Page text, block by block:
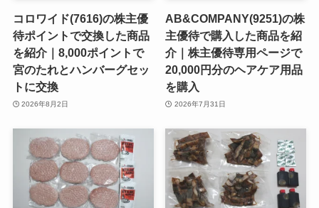
コロワイド(7616)の株主優
待ポイントで交換した商品
を紹介｜8,000ポイントで
宮のたれとハンバーグセッ
トに交換
2026年8月2日
AB&COMPANY(9251)の株
主優待で購入した商品を紹
介｜株主優待専用ページで
20,000円分のヘアケア用品
を購入
2026年7月31日